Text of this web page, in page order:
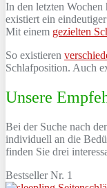
In den letzten Wochen
existiert ein
Mit einem gezielten
So existieren
Schlafposition. Auch
Unsere
Bei der Suche nach
individuell an die
finden Sie drei
Bestseller Nr. 1